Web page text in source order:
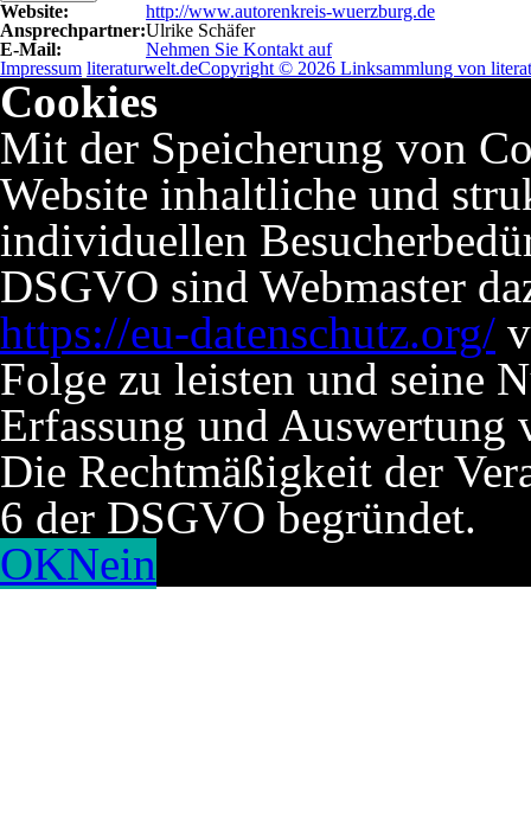
Website:
http://www.autorenkreis-wuerzburg.de
Ansprechpartner:Ulrike Schäfer
E-Mail:
Nehmen Sie Kontakt auf
Impressum literaturwelt.deCopyright © 2026 Linksammlung von
Cookies
Mit der Speicherung von
Website inhaltliche und
individuellen
DSGVO sind Webmaster
https://eu-datenschutz.org/
Folge zu leisten und seine
Erfassung und Auswertung
Die Rechtmäßigkeit der
6 der DSGVO begründet.
OKNein